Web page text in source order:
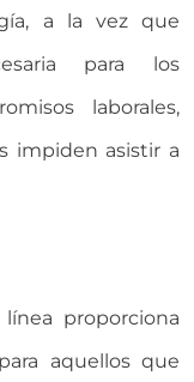
a la vez que
para los
laborales,
impiden asistir a
proporciona
aquellos que